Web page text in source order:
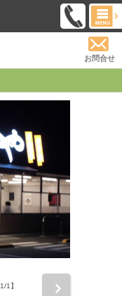
お問合せ
1/1】